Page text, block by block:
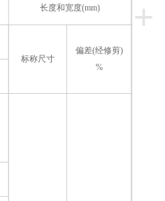
+
长度和宽度(mm)
标称尺寸
偏差(经修剪)
%